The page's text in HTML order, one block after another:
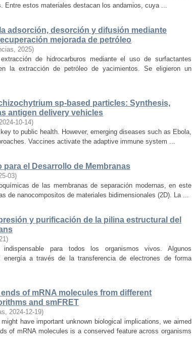
Entre estos materiales destacan los andamios, cuya ...
adsorción, desorción y difusión mediante
mejorada de petróleo
, 2025)
de hidrocarburos mediante el uso de surfactantes
la extracción de petróleo de yacimientos. Se eligieron un
sp-based particles: Synthesis,
antigen delivery vehicles
10-14)
to public health. However, emerging diseases such as Ebola,
Vaccines activate the adaptive immune system ...
el Desarrollo de Membranas
03)
de las membranas de separación modernas, en este
de nanocompositos de materiales bidimensionales (2D). La ...
y purificación de la pilina estructural del
)
para todos los organismos vivos. Algunos
energía a través de la transferencia de electrones de forma
of mRNA molecules from different
and smFRET
, 2024-12-19)
have important unknown biological implications, we aimed
of mRNA molecules is a conserved feature across organisms